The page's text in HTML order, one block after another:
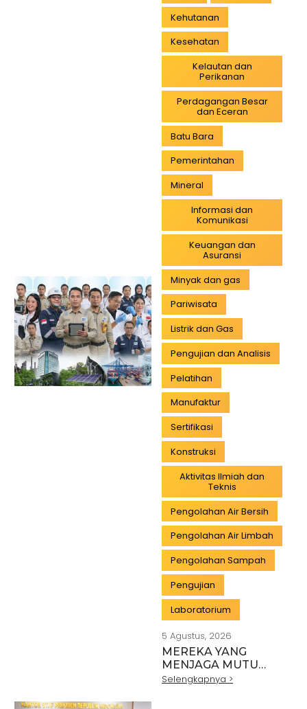
Kehutanan
Kesehatan
Kelautan dan
Perikanan
Perdagangan Besar
dan Eceran
Batu Bara
Pemerintahan
Mineral
Informasi dan
Komunikasi
Keuangan dan
Asuransi
Minyak dan gas
Pariwisata
Listrik dan Gas
Pengujian dan Analisis
Pelatihan
Manufaktur
Sertifikasi
Konstruksi
Aktivitas Ilmiah dan
Teknis
Pengolahan Air Bersih
Pengolahan Air Limbah
Pengolahan Sampah
Pengujian
Laboratorium
5 Agustus, 2026
MEREKA YANG
MENJAGA MUTU
INDONESIA:
Selengkapnya >